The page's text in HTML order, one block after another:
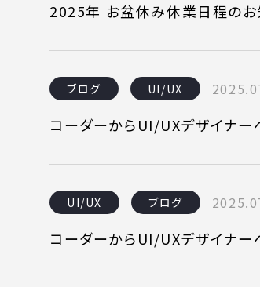
2025年 お盆休み休業日程のお
ブログ UI/UX
コーダーからUI/UXデザイナー
UI/UX ブログ
コーダーからUI/UXデザイナー